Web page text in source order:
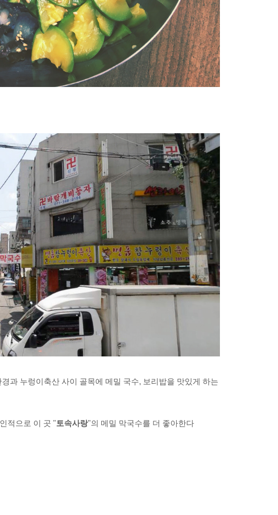
과 누렁이축산 사이 골목에 메밀 국수, 보리밥을 맛있게 하는
적으로 이 곳 "​토속사랑"의 메밀 막국수를 더 좋아한다